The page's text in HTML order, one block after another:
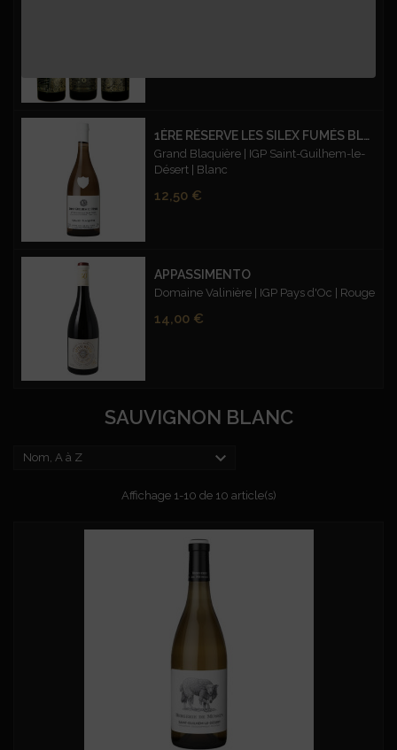
1ÈRE RÉSERVE LES SILEX FUMÉS BLANC
Grand Blaquière | IGP Saint-Guilhem-le-
Désert | Blanc
Prix
12,50 €
APPASSIMENTO
Domaine Valinière | IGP Pays d'Oc | Rouge
Prix
14,00 €
SAUVIGNON BLANC
Nom, A à Z 
Affichage 1-10 de 10 article(s)